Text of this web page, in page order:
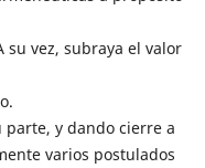
vez, subraya el valor
parte, y dando cierre a
varios postulados